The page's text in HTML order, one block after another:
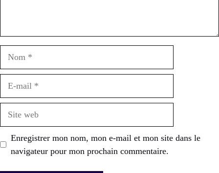
Enregistrer mon nom, mon e-mail et mon site dans le
navigateur pour mon prochain commentaire.